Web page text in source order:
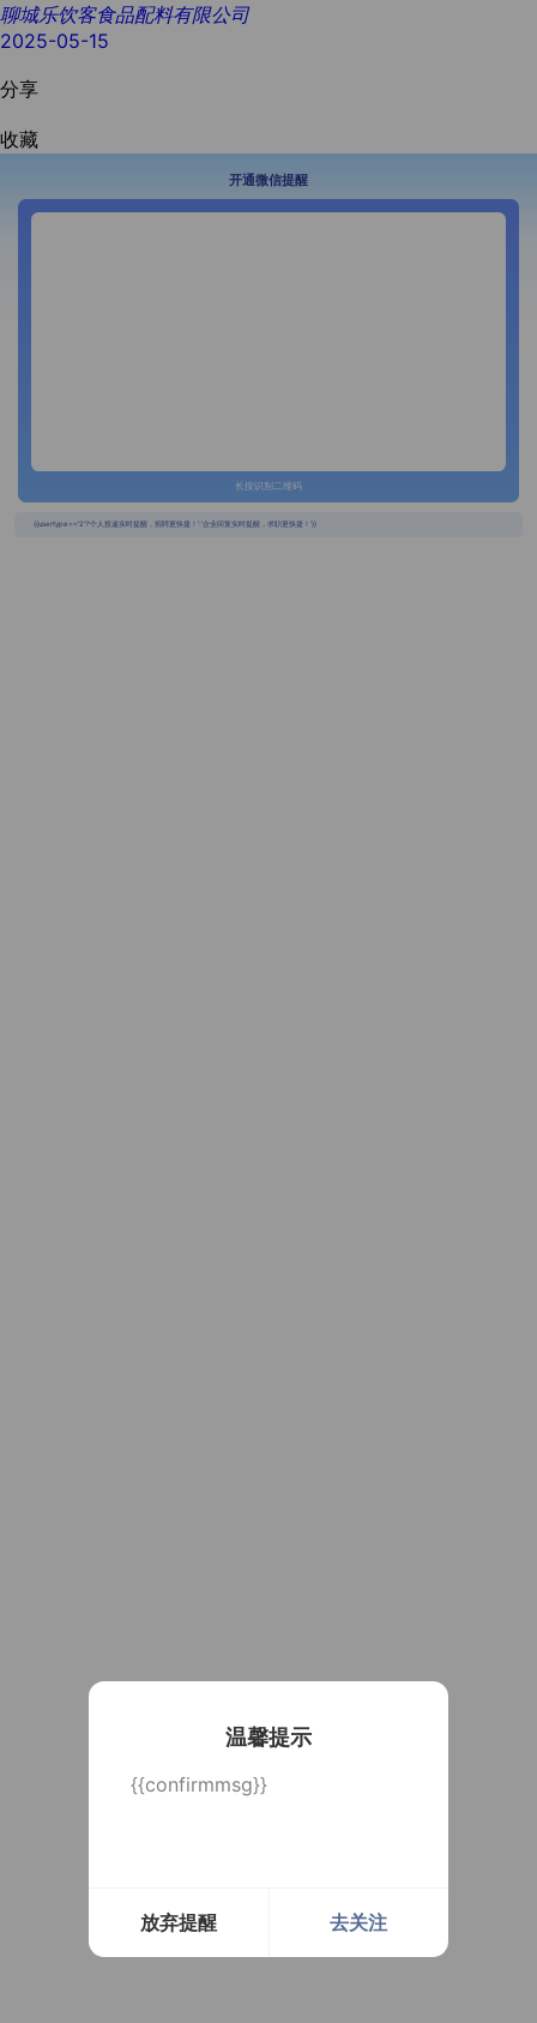
聊城乐饮客食品配料有限公司
2025-05-15
分享
收藏
开通微信提醒
长按识别二维码
{{usertype=='2'?'个人投递实时提醒，招聘更快捷！':'企业回复实时提醒，求职更快捷！'}}
温馨提示
{{confirmmsg}}
放弃提醒 去关注